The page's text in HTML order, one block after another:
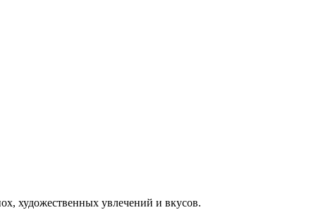
художественных увлечений и вкусов.